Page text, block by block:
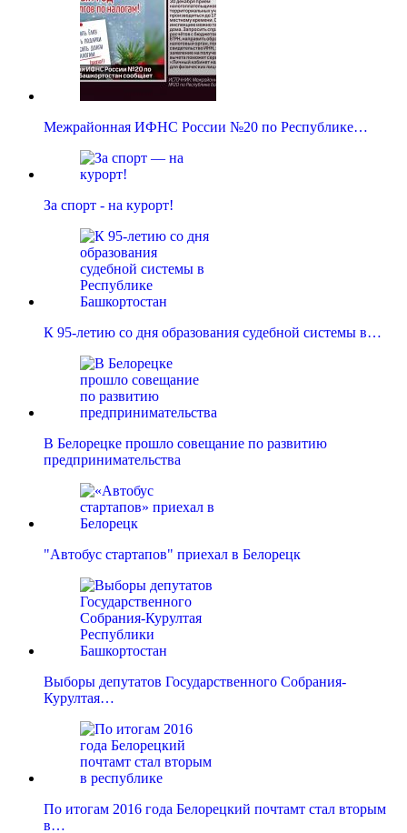
Межрайонная ИФНС России №20 по Республике…
За спорт - на курорт!
К 95-летию со дня образования судебной системы в…
В Белорецке прошло совещание по развитию
предпринимательства
"Автобус стартапов" приехал в Белорецк
Выборы депутатов Государственного Собрания-
Курултая…
По итогам 2016 года Белорецкий почтамт стал вторым
в…